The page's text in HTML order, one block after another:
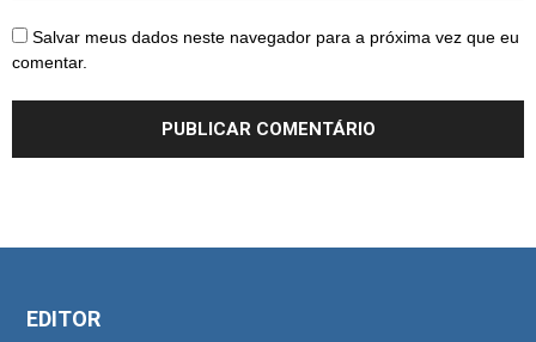
Salvar meus dados neste navegador para a próxima vez que eu
comentar.
EDITOR